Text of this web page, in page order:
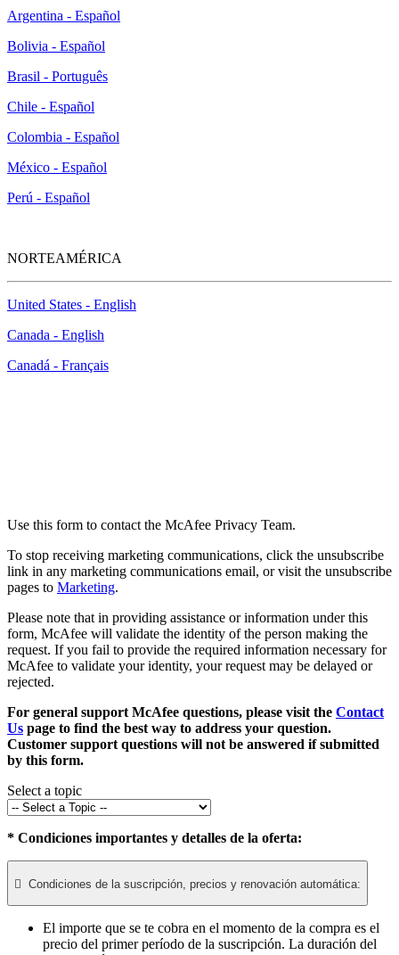
Argentina - Español
Bolivia - Español
Brasil - Português
Chile - Español
Colombia - Español
México - Español
Perú - Español
NORTEAMÉRICA
United States - English
Canada - English
Canadá - Français
Use this form to contact the McAfee Privacy Team.
To stop receiving marketing communications, click the unsubscribe
link in any marketing communications email, or visit the unsubscribe
pages to Marketing.
Please note that in providing assistance or information under this
form, McAfee will validate the identity of the person making the
request. If you fail to provide the required information necessary for
McAfee to validate your identity, your request may be delayed or
rejected.
For general support McAfee questions, please visit the Contact
Us page to find the best way to address your question.
Customer support questions will not be answered if submitted
by this form.
Select a topic
* Condiciones importantes y detalles de la oferta:
 Condiciones de la suscripción, precios y renovación automática:
El importe que se te cobra en el momento de la compra es el
precio del primer período de la suscripción. La duración del